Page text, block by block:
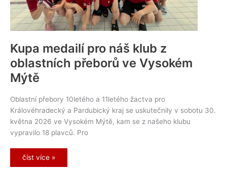
Kupa medailí pro náš klub z
oblastních přeborů ve Vysokém
Mýtě
Oblastní přebory 10letého a 11letého žactva pro
Královéhradecký a Pardubický kraj se uskutečnily v sobotu 30.
května 2026 ve Vysokém Mýtě, kam se z našeho klubu
vypravilo 18 plavců. Pro
Kupa
číst více »